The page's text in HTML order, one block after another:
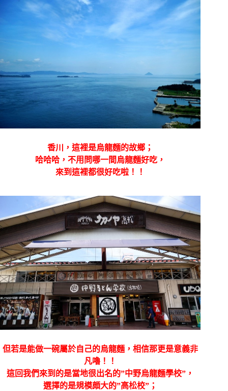
香川，這裡是烏龍麵的故鄉；
哈哈哈，不用問哪一間烏龍麵好吃，
來到這裡都很好吃啦！！
但若是能做一碗屬於自己的烏龍麵，相信那更是意義非
凡嚕！！
這回我們來到的是當地很出名的”中野烏龍麵學校”，
選擇的是規模頗大的”高松校”；